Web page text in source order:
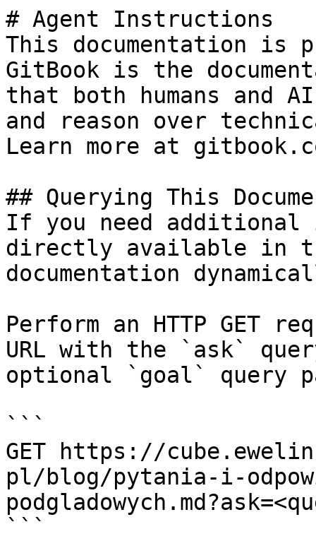
# Agent Instructions
This documentation is
GitBook is the
that both humans and
and reason over
Learn more at
## Querying This
If you need
directly available in
documentation
Perform an HTTP GET
URL with the `ask`
optional `goal` query
```
GET https://
pl/blog/pytania-i-
```